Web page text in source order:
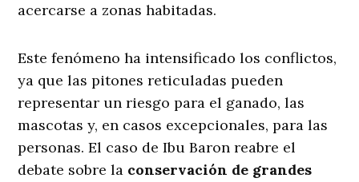
acercarse a zonas habitadas.
Este fenómeno ha intensificado los conflictos,
ya que las pitones reticuladas pueden
representar un riesgo para el ganado, las
mascotas y, en casos excepcionales, para las
personas. El caso de Ibu Baron reabre el
debate sobre la conservación de grandes